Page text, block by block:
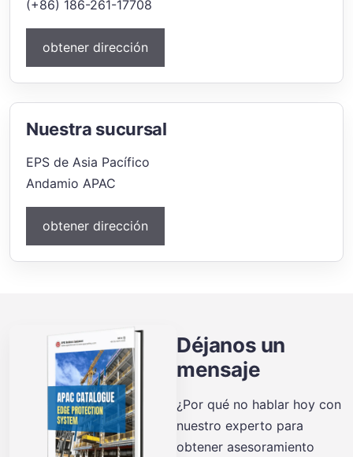
(+86) 186-261-17708
obtener dirección
Nuestra sucursal
EPS de Asia Pacífico
Andamio APAC
obtener dirección
Déjanos un
mensaje
¿Por qué no hablar hoy con
nuestro experto para
obtener asesoramiento